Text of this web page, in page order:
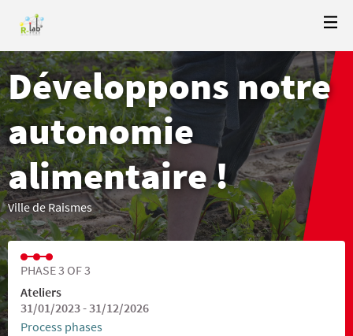
Développons notre
autonomie
alimentaire !
Ville de Raismes
PHASE 3 OF 3
Ateliers
31/01/2023 - 31/12/2026
Process phases